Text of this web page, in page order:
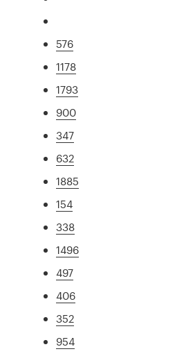
576
1178
1793
900
347
632
1885
154
338
1496
497
406
352
954